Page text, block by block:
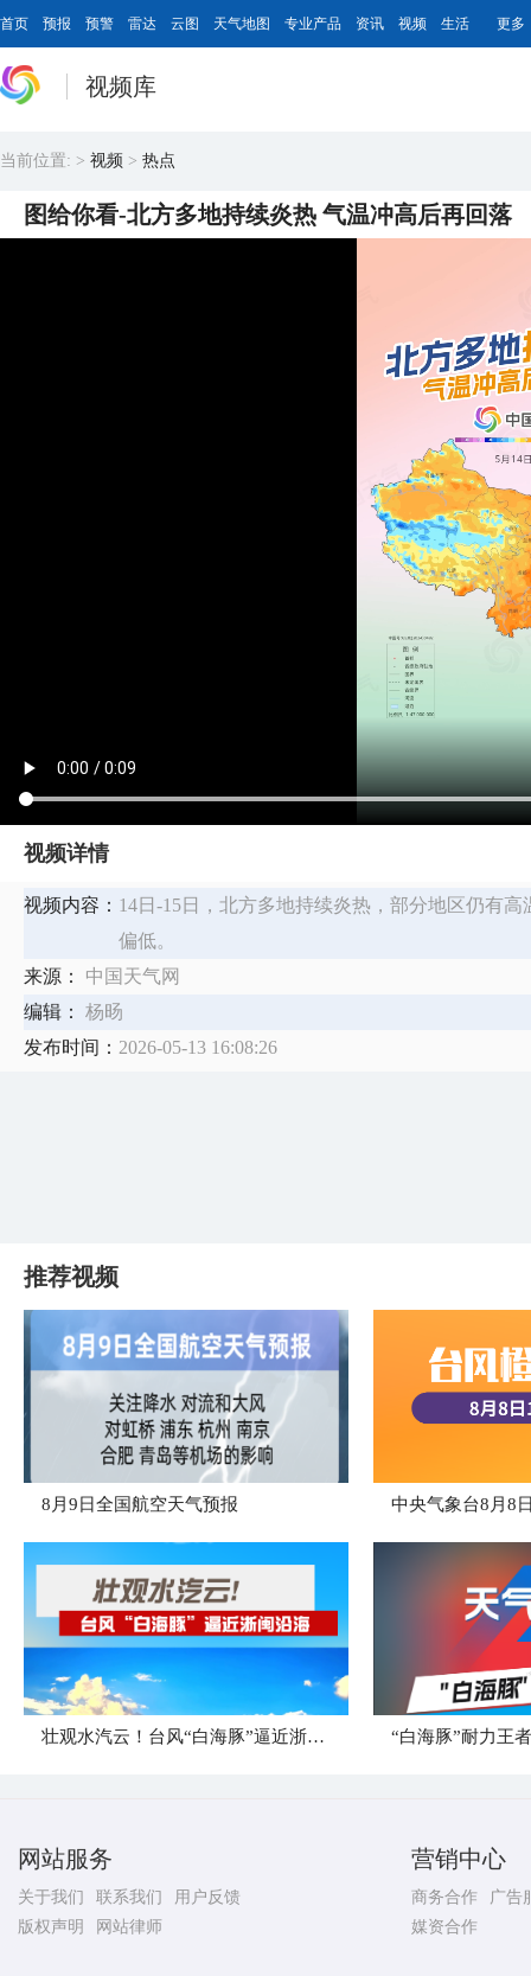
首页 预报 预警 雷达 云图 天气地图 专业产品 资讯 视频 生活 更多
视频库
当前位置: > 视频 > 热点
图给你看-北方多地持续炎热 气温冲高后再回落
视频详情
视频内容： 14日-15日，北方多地持续炎热，部分地区仍有
偏低。
来源：
中国天气网
编辑：
杨旸
发布时间： 2026-05-13 16:08:26
推荐视频
8月9日全国航空天气预报
壮观水汽云！台风“白海豚”逼近浙闽沿海
网站服务
关于我们 联系我们
用户反馈
版权声明
网站律师
营销中心
商务合作
广告
媒资合作